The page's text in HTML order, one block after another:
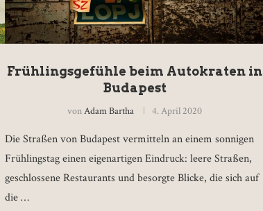
Frühlingsgefühle beim Autokraten in
Budapest
vonAdam Bartha 4. April 2020
Die Straßen von Budapest vermitteln an einem sonnigen
Frühlingstag einen eigenartigen Eindruck: leere Straßen,
geschlossene Restaurants und besorgte Blicke, die sich auf
die …